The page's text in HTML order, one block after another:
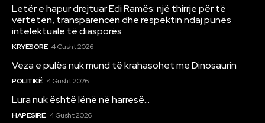
Letër e hapur drejtuar Edi Ramës: një thirrje për të
vërtetën, transparencën dhe respektin ndaj punës
intelektuale të diasporës
KRYESORE 4 Gusht 2026
Veza e pulës nuk mund të krahasohet me Dinosaurin
POLITIKË 4 Gusht 2026
Lura nuk është lënë në harresë…
HAPËSIRË 4 Gusht 2026